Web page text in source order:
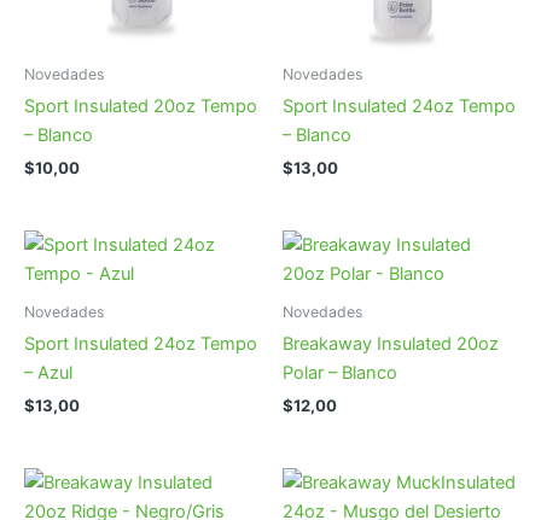
Novedades
Sport Insulated 20oz Tempo
– Blanco
$10,00
Novedades
Sport Insulated 24oz Tempo
– Blanco
$13,00
Novedades
Sport Insulated 24oz Tempo
– Azul
$13,00
Novedades
Breakaway Insulated 20oz
Polar – Blanco
$12,00